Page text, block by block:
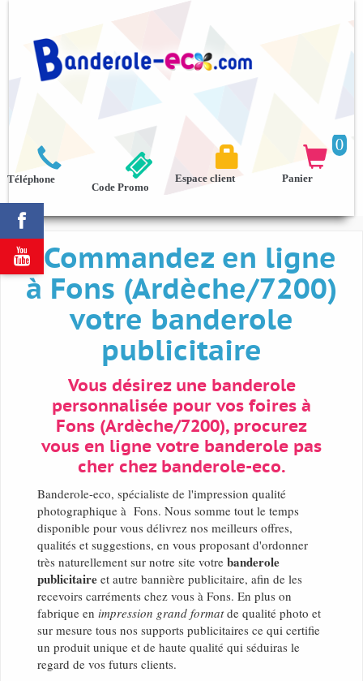



Téléphone
0

Panier

Espace client
Code Promo
Commandez en ligne
à Fons (Ardèche/7200)
votre banderole
publicitaire
Vous désirez une banderole
personnalisée pour vos foires à
Fons (Ardèche/7200), procurez
vous en ligne votre banderole pas
cher chez banderole-eco.
Banderole-eco, spécialiste de l'impression qualité
photographique à Fons. Nous somme tout le temps
disponible pour vous délivrez nos meilleurs offres,
qualités et suggestions, en vous proposant d'ordonner
très naturellement sur notre site votre banderole
publicitaire et autre bannière publicitaire, afin de les
recevoirs carréments chez vous à Fons. En plus on
fabrique en impression grand formatde qualité photo et
sur mesure tous nos supports publicitaires ce qui certifie
un produit unique et de haute qualité qui séduiras le
regard de vos futurs clients.